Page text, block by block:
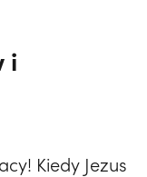
i
Kiedy Jezus